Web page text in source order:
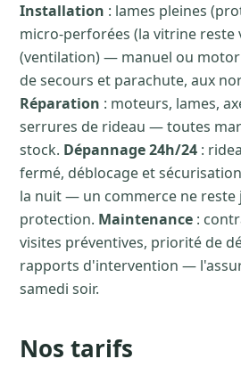
Installation : lames pleines
micro-perforées (la vitrine reste
(ventilation) — manuel ou
de secours et parachute, aux
Réparation : moteurs, lames,
serrures de rideau — toutes
stock. Dépannage 24h/24 :
fermé, déblocage et
la nuit — un commerce ne reste
protection. Maintenance :
visites préventives, priorité de
rapports d'intervention —
samedi soir.
Nos tarifs